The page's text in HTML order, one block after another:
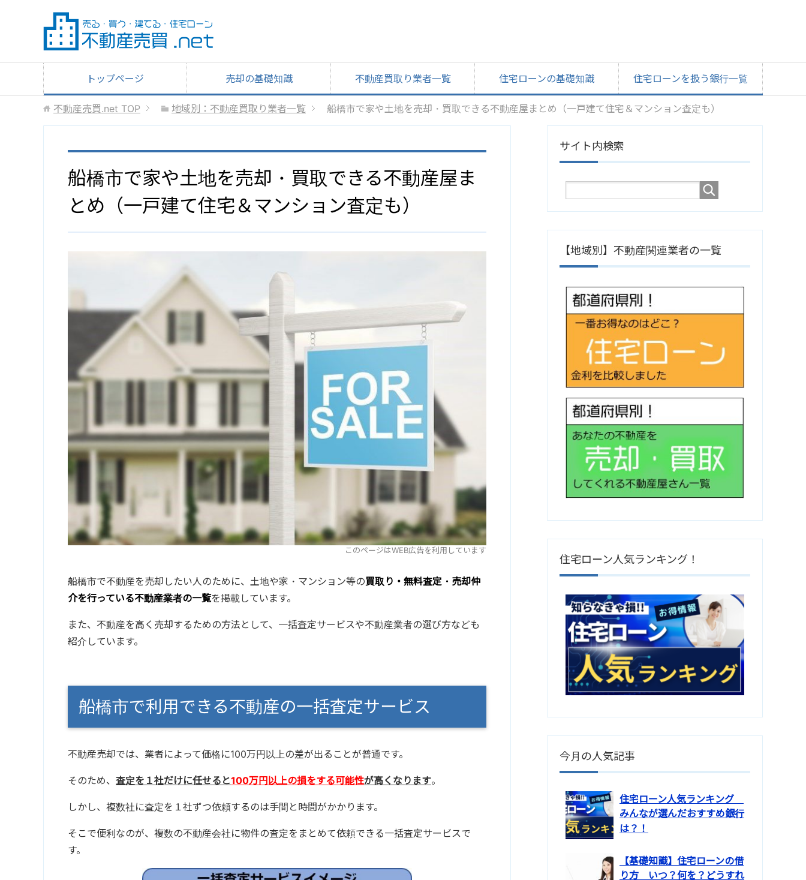
トップページ 売却の基礎知識 不動産買取り業者一覧 住宅ローンの基礎知識 住宅ローンを扱う銀行一覧
不動産売買.net TOP 地域別：不動産買取り業者一覧 船橋市で家や土地を売却・買取できる不動産屋まとめ（一戸建て住宅＆マンション査定も）
船橋市で家や土地を売却・買取できる不動産屋ま
とめ（一戸建て住宅＆マンション査定も）
このページはWEB広告を利用しています
船橋市で不動産を売却したい人のために、土地や家・マンション等の買取り・無料査定・売却仲
介を行っている不動産業者の一覧を掲載しています。
また、不動産を高く売却するための方法として、一括査定サービスや不動産業者の選び方なども
紹介しています。
船橋市で利用できる不動産の一括査定サービス
不動産売却では、業者によって価格に100万円以上の差が出ることが普通です。
そのため、 査定を１社だけに任せると100万円以上の損をする可能性が高くなります。
しかし、複数社に査定を１社ずつ依頼するのは手間と時間がかかります。
そこで便利なのが、複数の不動産会社に物件の査定をまとめて依頼できる一括査定サービスで
す。
サイト内検索
【地域別】不動産関連業者の一覧
住宅ローン人気ランキング！
今月の人気記事
住宅ローン人気ランキング
みんなが選んだおすすめ銀行
は？！
【基礎知識】住宅ローンの借
り方 いつ？何を？どうすれ